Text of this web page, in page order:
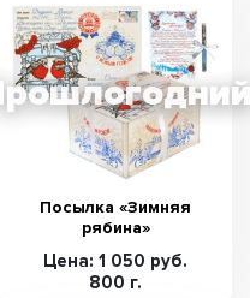
Посылка «Зимняя
рябина»
Цена: 1 050 руб.
800 г.